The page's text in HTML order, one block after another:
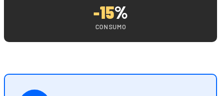
-15%
CONSUMO